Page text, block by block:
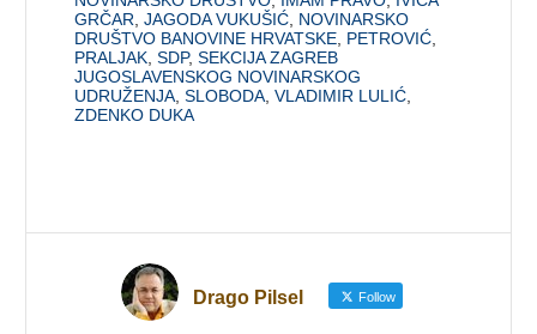
GRČAR ,JAGODA VUKUŠIĆ NOVINARSKO
DRUŠTVO BANOVINE HRVATSKE PETROVIĆ
PRALJAK ,SDP,SEKCIJA ZAGREB
JUGOSLAVENSKOG NOVINARSKOG
UDRUŽENJA ,SLOBODA ,VLADIMIR LULIĆ
ZDENKO DUKA
Drago Pilsel Follow